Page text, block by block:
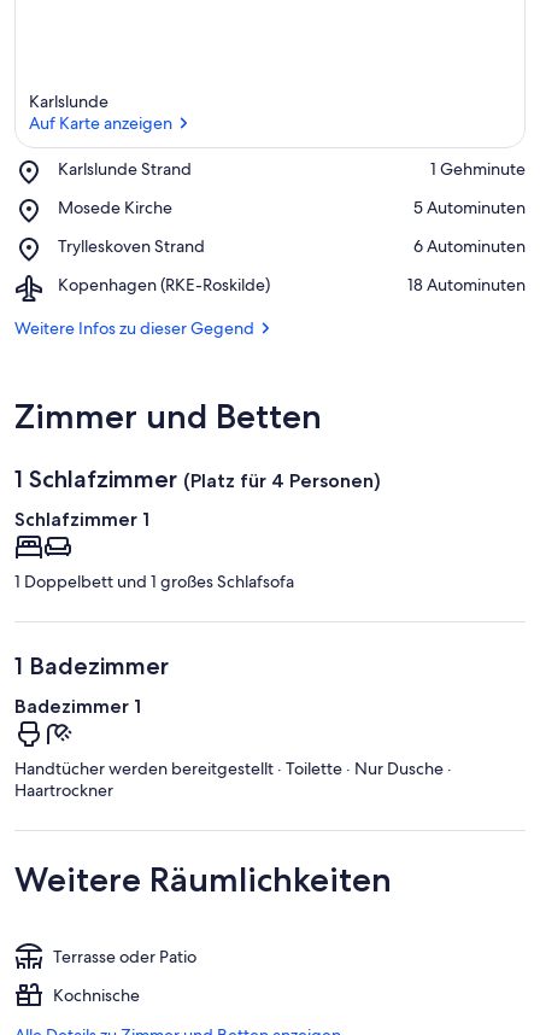
Karlslunde
Auf Karte anzeigen
Karlslunde Strand
Place,
Strand
‪1 Gehminute‬
Mosede Kirche
Place,
Kirche
‪5 Autominuten‬
Trylleskoven Strand
Place,
Strand
‪6 Autominuten‬
Kopenhagen (RKE-Roskilde)
Airport,
(RKE-
‪18 Autominuten‬
Weitere Infos zu dieser Gegend
Zimmer und Betten
1 Schlafzimmer (Platz für 4 Personen)
Schlafzimmer 1
1 Doppelbett und 1 großes Schlafsofa
1 Badezimmer
Badezimmer 1
Handtücher werden bereitgestellt · Toilette · Nur Dusche ·
Haartrockner
Weitere Räumlichkeiten
Terrasse oder Patio
Kochnische